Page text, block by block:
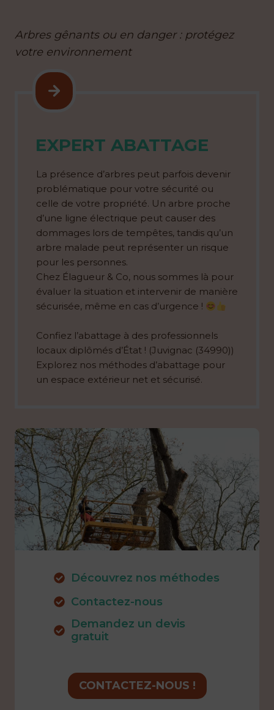
Arbres gênants ou en danger : protégez
votre environnement
EXPERT ABATTAGE
La présence d’arbres peut parfois devenir
problématique pour votre sécurité ou
celle de votre propriété. Un arbre proche
d’une ligne électrique peut causer des
dommages lors de tempêtes, tandis qu’un
arbre malade peut représenter un risque
pour les personnes.
Chez Élagueur & Co, nous sommes là pour
évaluer la situation et intervenir de manière
sécurisée, même en cas d’urgence !
Confiez l’abattage à des professionnels
locaux diplômés d’État ! (Juvignac (34990))
Explorez nos méthodes d’abattage pour
un espace extérieur net et sécurisé.
Découvrez nos méthodes
Contactez-nous
Demandez un devis
gratuit
CONTACTEZ-NOUS !